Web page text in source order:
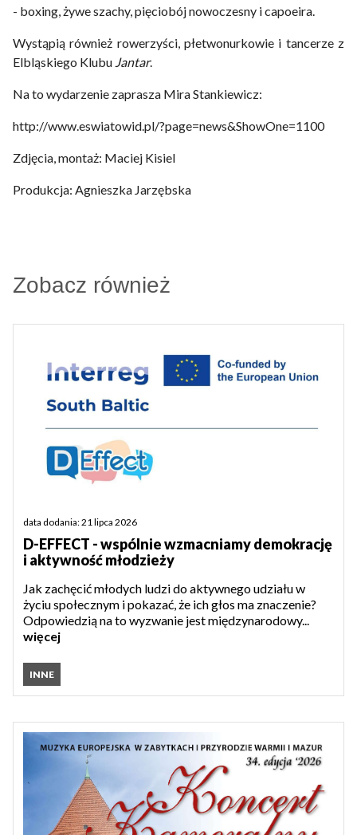
- boxing, żywe szachy, pięciobój nowoczesny i capoeira.
Wystąpią również rowerzyści, płetwonurkowie i tancerze z
Elbląskiego Klubu Jantar.
Na to wydarzenie zaprasza Mira Stankiewicz:
http://www.eswiatowid.pl/?page=news&ShowOne=1100
Zdjęcia, montaż: Maciej Kisiel
Produkcja: Agnieszka Jarzębska
Zobacz również
data dodania: 21 lipca 2026
D-EFFECT - wspólnie wzmacniamy demokrację
i aktywność młodzieży
Jak zachęcić młodych ludzi do aktywnego udziału w
życiu społecznym i pokazać, że ich głos ma znaczenie?
Odpowiedzią na to wyzwanie jest międzynarodowy...
więcej
INNE